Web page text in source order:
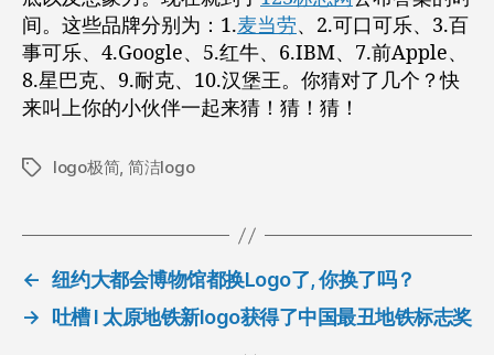
间。这些品牌分别为：1.麦当劳、2.可口可乐、3.百
事可乐、4.Google、5.红牛、6.IBM、7.前Apple、
8.星巴克、9.耐克、10.汉堡王。你猜对了几个？快
来叫上你的小伙伴一起来猜！猜！猜！
标
logo极简, 简洁logo
← 纽约大都会博物馆都换Logo了, 你换了吗？
→
吐槽 l 太原地铁新logo获得了中国最丑地铁标志奖